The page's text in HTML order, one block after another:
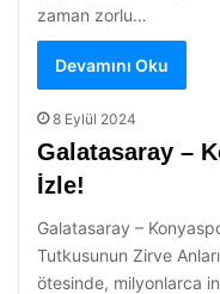
zaman zorlu…
Devamını Oku
8 Eylül 2024
Galatasaray –
İzle!
Galatasaray –
Tutkusunun Zirve
ötesinde, milyonlarca